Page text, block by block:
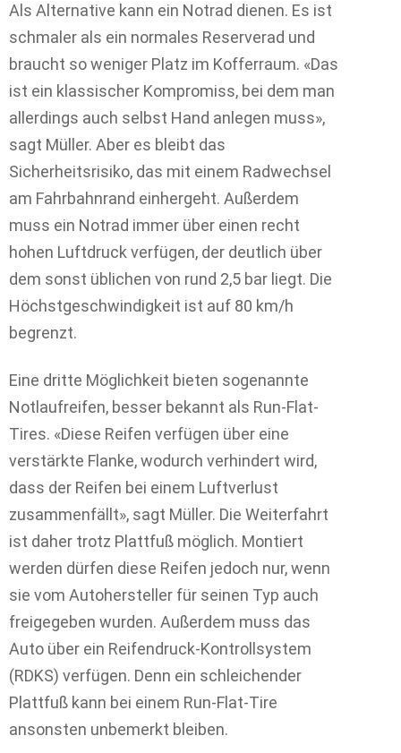
Als Alternative kann ein Notrad dienen. Es ist
schmaler als ein normales Reserverad und
braucht so weniger Platz im Kofferraum. «Das
ist ein klassischer Kompromiss, bei dem man
allerdings auch selbst Hand anlegen muss»,
sagt Müller. Aber es bleibt das
Sicherheitsrisiko, das mit einem Radwechsel
am Fahrbahnrand einhergeht. Außerdem
muss ein Notrad immer über einen recht
hohen Luftdruck verfügen, der deutlich über
dem sonst üblichen von rund 2,5 bar liegt. Die
Höchstgeschwindigkeit ist auf 80 km/h
begrenzt.
Eine dritte Möglichkeit bieten sogenannte
Notlaufreifen, besser bekannt als Run-Flat-
Tires. «Diese Reifen verfügen über eine
verstärkte Flanke, wodurch verhindert wird,
dass der Reifen bei einem Luftverlust
zusammenfällt», sagt Müller. Die Weiterfahrt
ist daher trotz Plattfuß möglich. Montiert
werden dürfen diese Reifen jedoch nur, wenn
sie vom Autohersteller für seinen Typ auch
freigegeben wurden. Außerdem muss das
Auto über ein Reifendruck-Kontrollsystem
(RDKS) verfügen. Denn ein schleichender
Plattfuß kann bei einem Run-Flat-Tire
ansonsten unbemerkt bleiben.